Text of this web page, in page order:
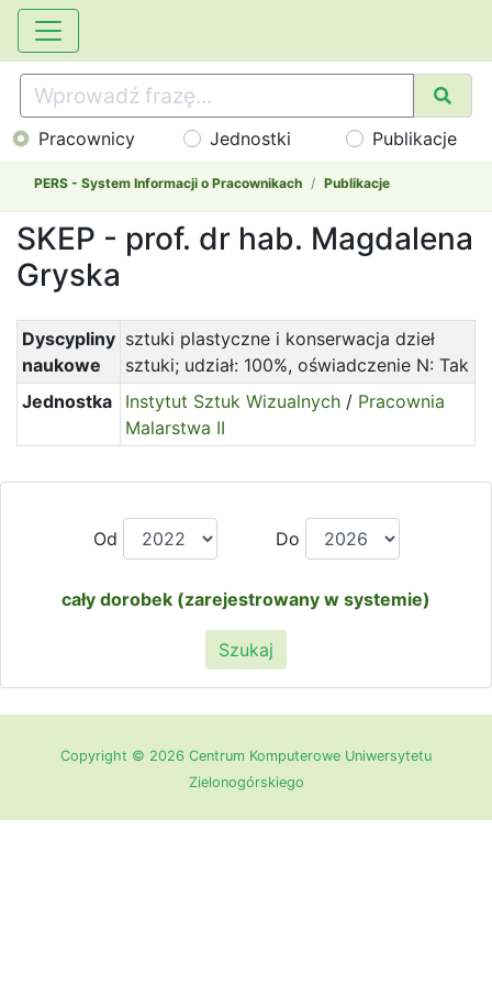
Pracownicy Jednostki Publikacje
PERS - System Informacji o Pracownikach Publikacje
SKEP - prof. dr hab. Magdalena
Gryska
Dyscypliny
naukowe
sztuki plastyczne i konserwacja dzieł
sztuki; udział: 100%, oświadczenie N: Tak
Jednostka
Instytut Sztuk Wizualnych / Pracownia
Malarstwa II
Od Do
cały dorobek (zarejestrowany w systemie)
Szukaj
Copyright © 2026 Centrum Komputerowe Uniwersytetu
Zielonogórskiego